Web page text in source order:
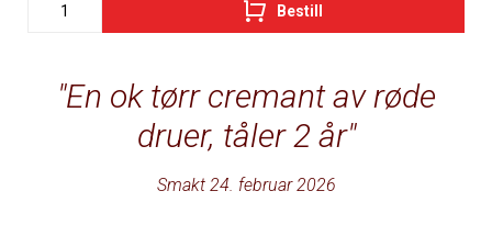
En ok tørr cremant av røde
druer, tåler 2 år
Smakt 24. februar 2026
Bestill